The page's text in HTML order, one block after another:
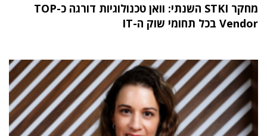
מחקר STKI השנתי: וואן טכנולוגיות דורגה כ-TOP
Vendor בכל תחומי שוק ה-IT